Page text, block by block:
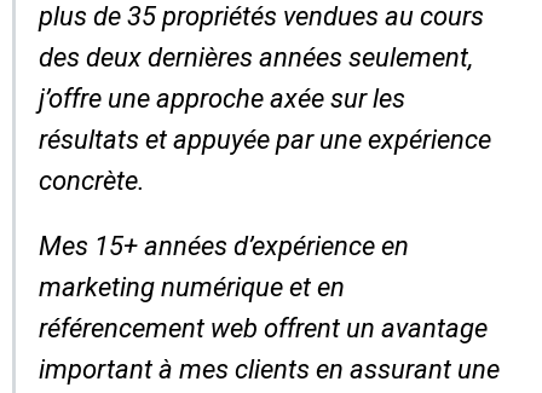
plus de 35 propriétés vendues au cours
des deux dernières années seulement,
j’offre une approche axée sur les
résultats et appuyée par une expérience
concrète.
Mes 15+ années d’expérience en
marketing numérique et en
référencement web offrent un avantage
important à mes clients en assurant une